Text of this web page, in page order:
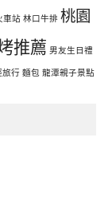
車站 林口牛排 桃園
推薦 男友生日禮
旅行 麵包 龍潭親子景點